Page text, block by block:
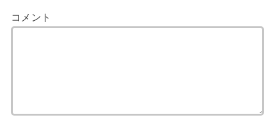
コメント